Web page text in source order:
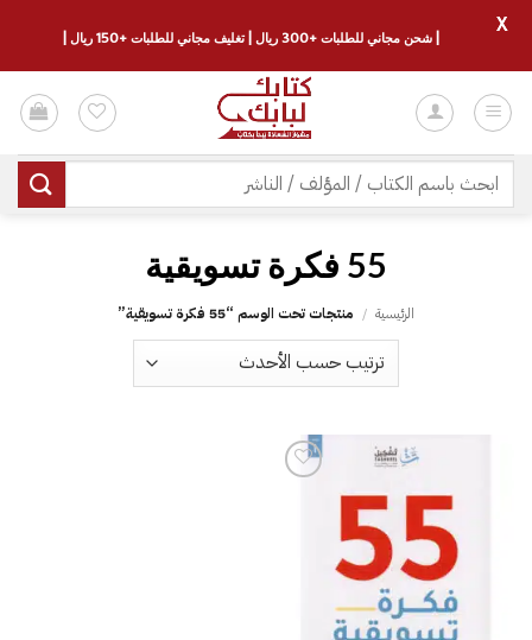
للمحتوى
البحث
عن:
‎55 فكرة تسويقية
الرئيسية / منتجات تحت الوسم “‎55 فكرة تسويقية”
| شحن مجاني للطلبات +300 ريال | تغليف مجاني للطلبات +150 ريال |
X